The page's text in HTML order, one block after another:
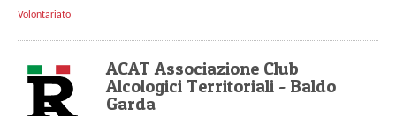
Volontariato
ACAT Associazione Club
Alcologici Territoriali - Baldo
Garda